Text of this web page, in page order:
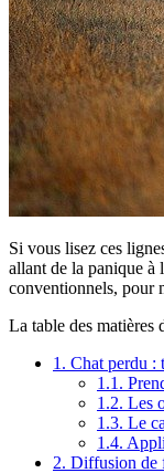
Si vous lisez ces
allant de la panique à
conventionnels, pour
La table des matières
1. Chat perdu :
1.1.
1.2. Les
1.3. Le
1.4.
2. Diffusion de